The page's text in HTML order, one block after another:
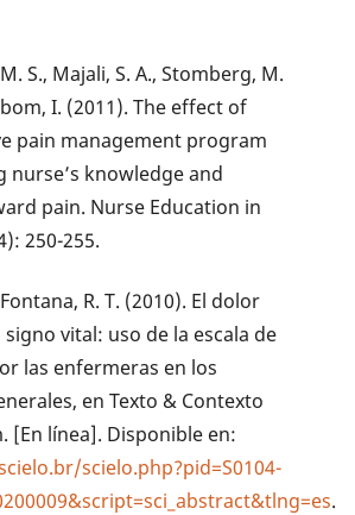
S., Majali, S. A., Stomberg, M.
I. (2011). The effect of
pain management program
nurse’s knowledge and
pain. Nurse Education in
250-255.
R. T. (2010). El dolor
vital: uso de la escala de
las enfermeras en los
en Texto & Contexto
[En línea]. Disponible en:
scielo.php?pid=S0104-
.